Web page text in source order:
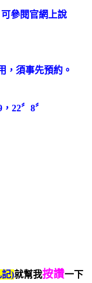
參閱官網上說
，須事先預約。
22〞8〞
)就幫我按讚一下